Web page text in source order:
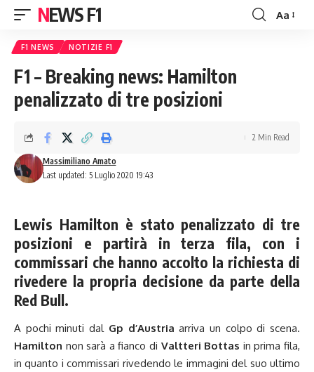
NEWS F1
Font
Aa
F1 NEWS NOTIZIE F1
F1 – Breaking news: Hamilton
penalizzato di tre posizioni
Last updated: 5 Luglio 2020 19:43
Massimiliano Amato
2 Min Read
Lewis Hamilton è stato penalizzato di tre
posizioni e partirà in terza fila, con i
commissari che hanno accolto la richiesta di
rivedere la propria decisione da parte della
Red Bull.
A pochi minuti dal Gp d’Austria arriva un colpo di scena.
Hamilton non sarà a fianco di Valtteri Bottas in prima fila,
in quanto i commissari rivedendo le immagini del suo ultimo